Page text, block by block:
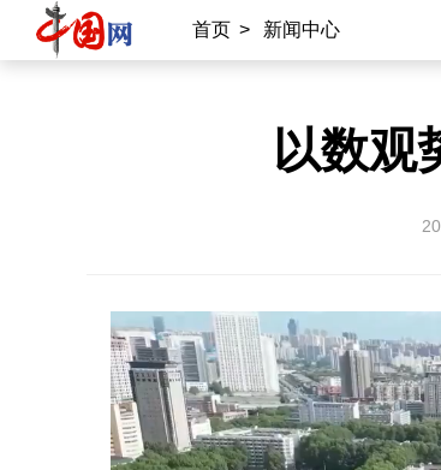
首页 > 新闻中心
以数观